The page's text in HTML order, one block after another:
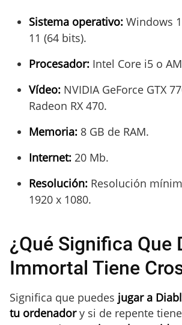
Sistema operativo: Windows
11 (64 bits).
Procesador: Intel Core i5 o
Vídeo: NVIDIA GeForce GTX
Radeon RX 470.
Memoria: 8 GB de RAM.
Internet: 20 Mb.
Resolución: Resolución
1920 x 1080.
¿Qué Significa Que
Immortal Tiene
Significa que puedes jugar a
tu ordenadory si de repente